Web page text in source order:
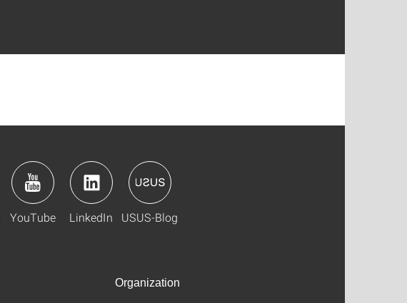
YouTube LinkedIn USUS-Blog
Organization